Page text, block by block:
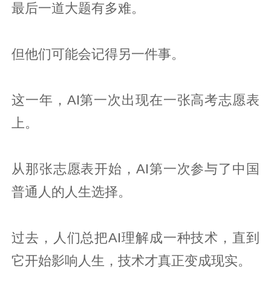
最后一道大题有多难。
但他们可能会记得另一件事。
这一年，AI第一次出现在一张高考志愿表
上。
从那张志愿表开始，AI第一次参与了中国
普通人的人生选择。
过去，人们总把AI理解成一种技术，直到
它开始影响人生，技术才真正变成现实。